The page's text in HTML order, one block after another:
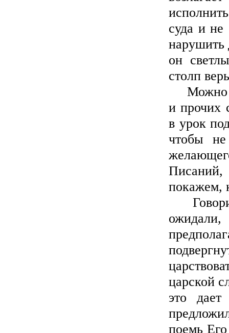
суда и
нарушить
он
столп
Можно
и прочих
в урок
чтобы не
покажем,
царской
это
поемь